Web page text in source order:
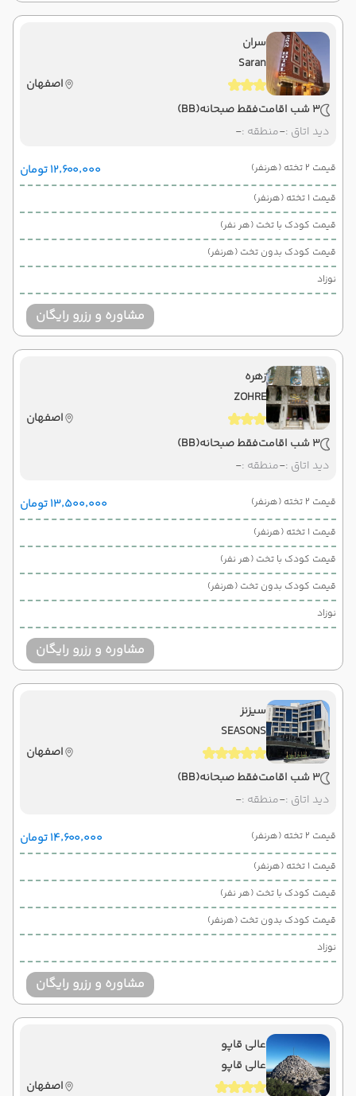
سران
Saran
اصفهان
3 شب اقامت
فقط صبحانه(BB)
دید اتاق :-منطقه :-
قیمت 2 تخته (هرنفر) ۱۲٬۶۰۰٬۰۰۰ تومان
قیمت 1 تخته (هرنفر)
قیمت کودک با تخت (هر نفر)
قیمت کودک بدون تخت (هرنفر)
نوزاد
مشاوره و رزرو رایگان
زهره
ZOHRE
اصفهان
3 شب اقامت
فقط صبحانه(BB)
دید اتاق :-منطقه :-
قیمت 2 تخته (هرنفر) ۱۳٬۵۰۰٬۰۰۰ تومان
قیمت 1 تخته (هرنفر)
قیمت کودک با تخت (هر نفر)
قیمت کودک بدون تخت (هرنفر)
نوزاد
مشاوره و رزرو رایگان
سیزنز
SEASONS
اصفهان
3 شب اقامت
فقط صبحانه(BB)
دید اتاق :-منطقه :-
قیمت 2 تخته (هرنفر) ۱۴٬۶۰۰٬۰۰۰ تومان
قیمت 1 تخته (هرنفر)
قیمت کودک با تخت (هر نفر)
قیمت کودک بدون تخت (هرنفر)
نوزاد
مشاوره و رزرو رایگان
عالی قاپو
عالی قاپو
اصفهان